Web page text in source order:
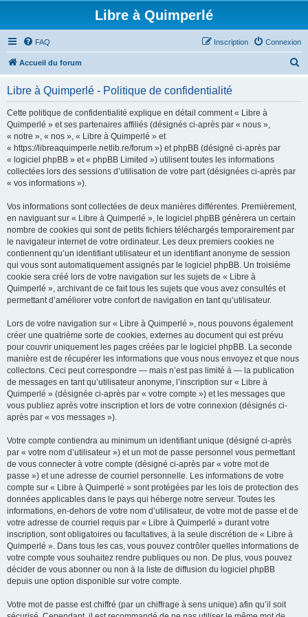
Libre à Quimperlé
FAQ Connexion
Inscription
Accueil du forum
Libre à Quimperlé - Politique de confidentialité
Cette politique de confidentialité explique en détail comment « Libre à
Quimperlé » et ses partenaires affiliés (désignés ci-après par « nous »,
« notre », « nos », « Libre à Quimperlé » et
« https://libreaquimperle.netlib.re/forum ») et phpBB (désigné ci-après par
« logiciel phpBB » et « phpBB Limited ») utilisent toutes les informations
collectées lors des sessions d’utilisation de votre part (désignées ci-après par
« vos informations »).
Vos informations sont collectées de deux manières différentes. Premièrement,
en naviguant sur « Libre à Quimperlé », le logiciel phpBB génèrera un certain
nombre de cookies qui sont de petits fichiers téléchargés temporairement par
le navigateur internet de votre ordinateur. Les deux premiers cookies ne
contiennent qu’un identifiant utilisateur et un identifiant anonyme de session
qui vous sont automatiquement assignés par le logiciel phpBB. Un troisième
cookie sera créé lors de votre navigation sur les sujets de « Libre à
Quimperlé », archivant de ce fait tous les sujets que vous avez consultés et
permettant d’améliorer votre confort de navigation en tant qu’utilisateur.
Lors de votre navigation sur « Libre à Quimperlé », nous pouvons également
créer une quatrième sorte de cookies, externes au document qui est prévu
pour couvrir uniquement les pages créées par le logiciel phpBB. La seconde
manière est de récupérer les informations que vous nous envoyez et que nous
collectons. Ceci peut correspondre — mais n’est pas limité à — la publication
de messages en tant qu’utilisateur anonyme, l’inscription sur « Libre à
Quimperlé » (désignée ci-après par « votre compte ») et les messages que
vous publiez après votre inscription et lors de votre connexion (désignés ci-
après par « vos messages »).
Votre compte contiendra au minimum un identifiant unique (désigné ci-après
par « votre nom d’utilisateur ») et un mot de passe personnel vous permettant
de vous connecter à votre compte (désigné ci-après par « votre mot de
passe ») et une adresse de courriel personnelle. Les informations de votre
compte sur « Libre à Quimperlé » sont protégées par les lois de protection des
données applicables dans le pays qui héberge notre serveur. Toutes les
informations, en-dehors de votre nom d’utilisateur, de votre mot de passe et de
votre adresse de courriel requis par « Libre à Quimperlé » durant votre
inscription, sont obligatoires ou facultatives, à la seule discrétion de « Libre à
Quimperlé ». Dans tous les cas, vous pouvez contrôler quelles informations de
votre compte vous souhaitez rendre publiques ou non. De plus, vous pouvez
décider de vous abonner ou non à la liste de diffusion du logiciel phpBB
depuis une option disponible sur votre compte.
Votre mot de passe est chiffré (par un chiffrage à sens unique) afin qu’il soit